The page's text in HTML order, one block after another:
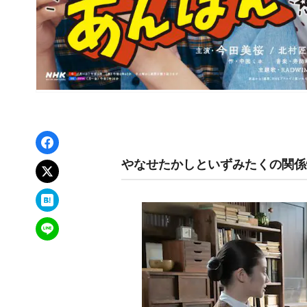
Facebookでシェア
xでポスト
はてなブックマーク
LINEで送る
やなせたかしといずみたくの関